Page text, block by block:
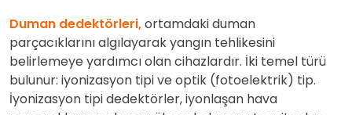
Duman dedektörleri,ortamdaki duman
parçacıklarını algılayarak yangın tehlikesini
belirlemeye yardımcı olan cihazlardır. İki temel türü
bulunur: iyonizasyon tipi ve optik (fotoelektrik) tip.
İyonizasyon tipi dedektörler, iyonlaşan hava